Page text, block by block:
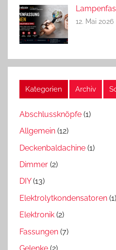
12. Mai 2026
Kategorien Archiv
Abschlussknöpfe (1)
Allgemein (12)
Deckenbaldachine (1)
Dimmer (2)
DIY(13)
Elektrolytkondensatoren (1)
Elektronik (2)
Fassungen (7)